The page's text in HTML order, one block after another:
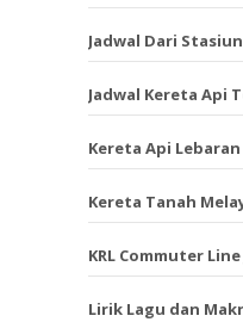
Jadwal Dari Stasiun
Jadwal Kereta Api
Kereta Api Lebaran
Kereta Tanah
KRL Commuter
Lirik Lagu dan